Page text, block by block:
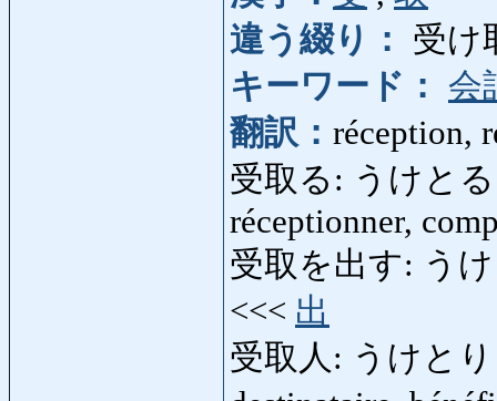
違う綴り：
受け
キーワード：
会
翻訳： réception,
受取る: うけとる:
réceptionner,
受取を出す: うけ
<<< 出
受取人: うけとり